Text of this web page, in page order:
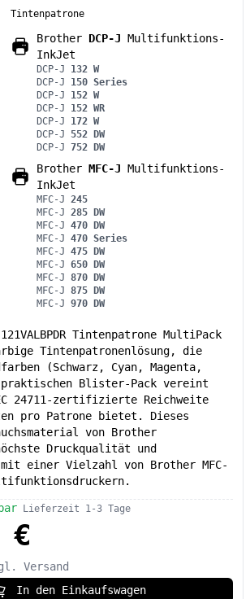
Tintenpatrone
Brother DCP-J Multifunktions-
InkJet
DCP-J 132 W
DCP-J 150 Series
DCP-J 152 W
DCP-J 152 WR
DCP-J 172 W
DCP-J 552 DW
DCP-J 752 DW
Brother MFC-J Multifunktions-
InkJet
MFC-J 245
MFC-J 285 DW
MFC-J 470 DW
MFC-J 470 Series
MFC-J 475 DW
MFC-J 650 DW
MFC-J 870 DW
MFC-J 875 DW
MFC-J 970 DW
Tintenpatrone MultiPack
Tintenpatronenlösung, die
(Schwarz, Cyan, Magenta,
Blister-Pack vereint
24711-zertifizierte Reichweite
pro Patrone bietet. Dieses
von Brother
Druckqualität und
einer Vielzahl von Brother MFC-
Lieferzeit 1-3 Tage
€
Versand
In den Einkaufswagen